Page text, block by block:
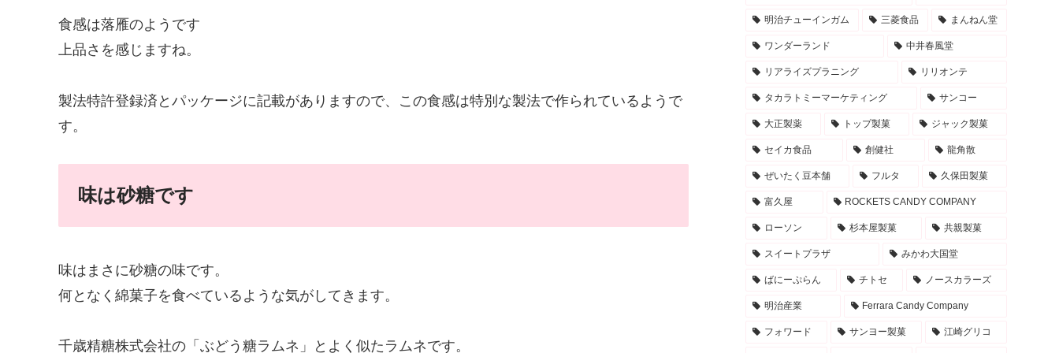
食感は落雁のようです
上品さを感じますね。
製法特許登録済とパッケージに記載がありますので、この食感は特別な製法で作られているようで
す。
味は砂糖です
味はまさに砂糖の味です。
何となく綿菓子を食べているような気がしてきます。
千歳精糖株式会社の「ぶどう糖ラムネ」とよく似たラムネです。
明治チューインガム 三菱食品 まんねん堂
ワンダーランド 中井春風堂
リアライズプラニング リリオンテ
タカラトミーマーケティング サンコー
大正製薬 トップ製菓 ジャック製菓
セイカ食品 創健社 龍角散
ぜいたく豆本舗 フルタ 久保田製菓
富久屋 ROCKETS CANDY COMPANY
ローソン 杉本屋製菓 共親製菓
スイートプラザ みかわ大国堂
ばにーぷらん チトセ ノースカラーズ
明治産業 Ferrara Candy Company
フォワード サンヨー製菓 江崎グリコ